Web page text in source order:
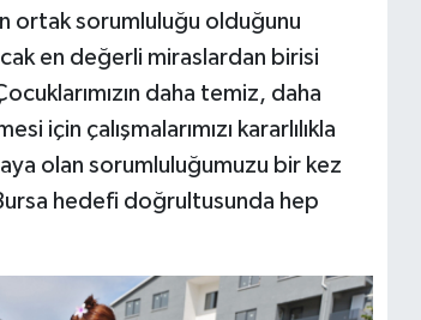
ortak sorumluluğu olduğunu
en değerli miraslardan birisi
daha temiz, daha
için çalışmalarımızı kararlılıkla
olan sorumluluğumuzu bir kez
hedefi doğrultusunda hep